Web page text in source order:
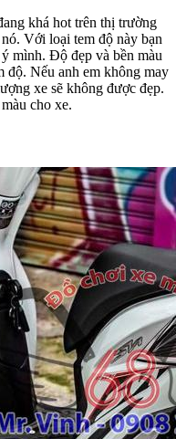
khá hot trên thị trường
Với loại tem độ này bạn
mình. Độ đẹp và bền màu
độ. Nếu anh em không may
xe sẽ không được đẹp.
cho xe.